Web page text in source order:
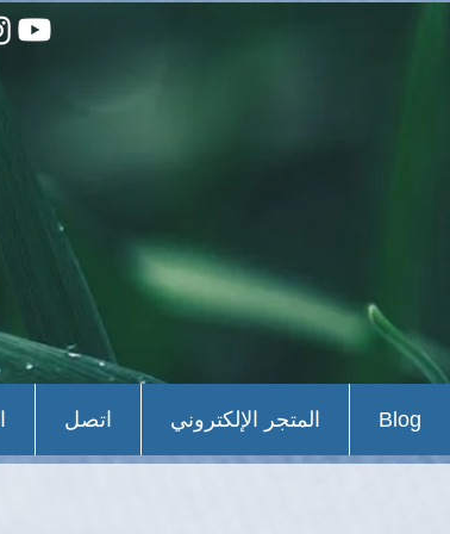
اتصل المتجر الإلكتروني Blog